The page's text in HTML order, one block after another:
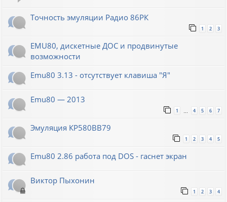
Точность эмуляции Радио 86РК
1 2 3
EMU80, дискетные ДОС и продвинутые
возможности
Emu80 3.13 - отсутствует клавиша "Я"
Emu80 — 2013
1 4 5 6 7
Эмуляция КР580ВВ79
1 2 3 4 5
Emu80 2.86 работа под DOS - гаснет экран
Виктор Пыхонин
1 2 3 4